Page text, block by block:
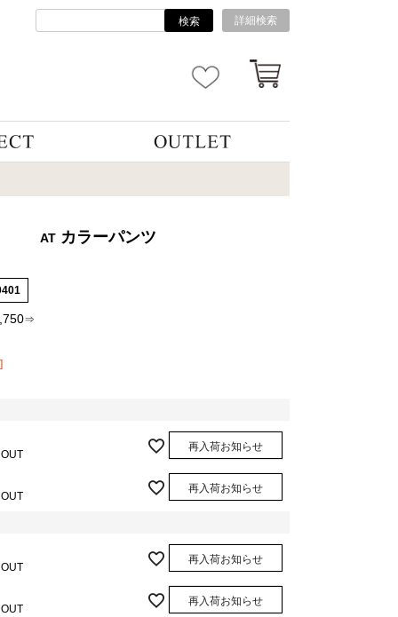
検索 詳細検索
AT カラーパンツ
⇒
再入荷お知らせ
再入荷お知らせ
再入荷お知らせ
再入荷お知らせ